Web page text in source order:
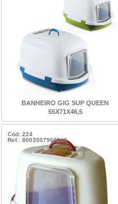
BANHEIRO GIG SUP QUEEN
55X71X46,5
Cód: 224
Ref.: 8003507966048